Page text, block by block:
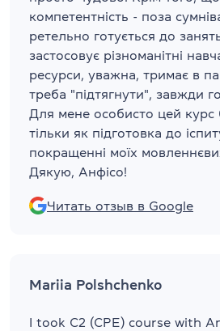
компетентність - поза
ретельно готується до
застосовує різноманітні
ресурси, уважна, тримає в
треба "підтягнути", завжди
Для мене особисто цей
тільки як підготовка до
покращенні моїх
Дякую, Анфісо!
Читать отзыв в Google
Mariia Polshchenko
I took C2 (CPE) course with